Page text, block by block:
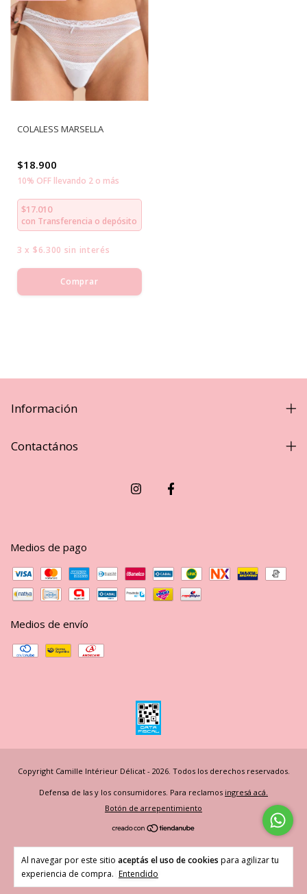
Al navegar por este sitio aceptás el uso de cookies para agilizar tu
experiencia de compra. Entendido
COLALESS MARSELLA
$18.900
10% OFF llevando 2 o más
$17.010
con Transferencia o depósito
3 x $6.300 sin interés
Comprar
Información
Contactános
Medios de pago
Medios de envío
Copyright Camille Intérieur Délicat - 2026. Todos los derechos reservados.
Defensa de las y los consumidores. Para reclamos ingresá acá.
Botón de arrepentimiento